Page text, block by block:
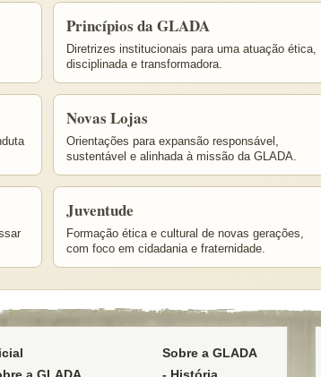
Princípios da GLADA
Diretrizes institucionais para uma atuação ética,
disciplinada e transformadora.
Novas Lojas
Orientações para expansão responsável,
sustentável e alinhada à missão da GLADA.
Juventude
Formação ética e cultural de novas gerações,
com foco em cidadania e fraternidade.
a GLADA
Sobre a GLADA
- História